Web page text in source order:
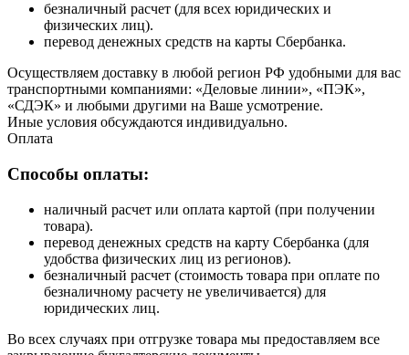
безналичный расчет (для всех юридических и
физических лиц).
перевод денежных средств на карты Сбербанка.
Осуществляем доставку в любой регион РФ удобными для вас
транспортными компаниями: «Деловые линии», «ПЭК»,
«СДЭК» и любыми другими на Ваше усмотрение.
Иные условия обсуждаются индивидуально.
Оплата
Способы оплаты:
наличный расчет или оплата картой (при получении
товара).
перевод денежных средств на карту Сбербанка (для
удобства физических лиц из регионов).
безналичный расчет (стоимость товара при оплате по
безналичному расчету не увеличивается) для
юридических лиц.
Во всех случаях при отгрузке товара мы предоставляем все